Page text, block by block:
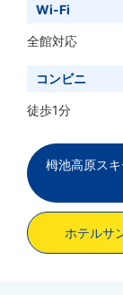
Wi-Fi
全館対応
コンビニ
徒歩1分
栂池高原ス
ホテルサ